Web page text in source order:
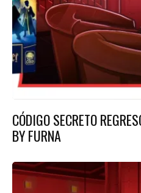
CÓDIGO SECRETO
BY FURNA